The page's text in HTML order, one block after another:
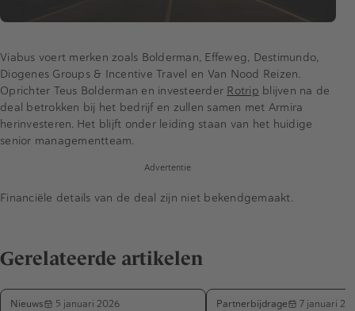
Viabus voert merken zoals Bolderman, Effeweg, Destimundo,
Diogenes Groups & Incentive Travel en Van Nood Reizen.
Oprichter Teus Bolderman en investeerder Rotrip blijven na de
deal betrokken bij het bedrijf en zullen samen met Armira
herinvesteren. Het blijft onder leiding staan ​​van het huidige
senior managementteam.
Advertentie
Financiële details van de deal zijn niet bekendgemaakt.
Gerelateerde artikelen
Nieuws 5 januari 2026 Partnerbijdrage 7 januari